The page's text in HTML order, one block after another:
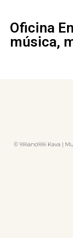
Oficina
música,
© %%ano%% Kava |